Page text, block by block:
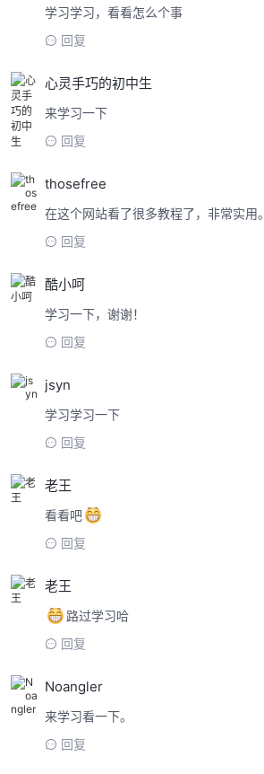
学习学习，看看怎么个事
回复
心灵手巧的初中生
来学习一下
回复
thosefree
在这个网站看了很多教程了，非常实用。
回复
酷小呵
学习一下，谢谢！
回复
jsyn
学习学习一下
回复
老王
看看吧
回复
老王
路过学习哈
回复
Noangler
来学习看一下。
回复